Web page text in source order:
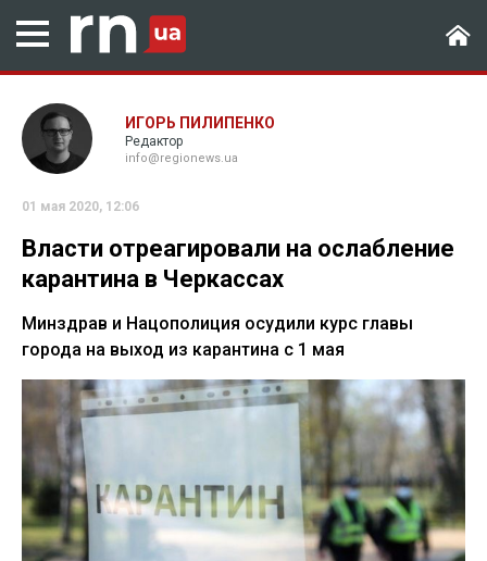
ИГОРЬ ПИЛИПЕНКО
Редактор
info@regionews.ua
01 мая 2020, 12:06
Власти отреагировали на ослабление
карантина в Черкассах
Минздрав и Нацополиция осудили курс главы
города на выход из карантина с 1 мая